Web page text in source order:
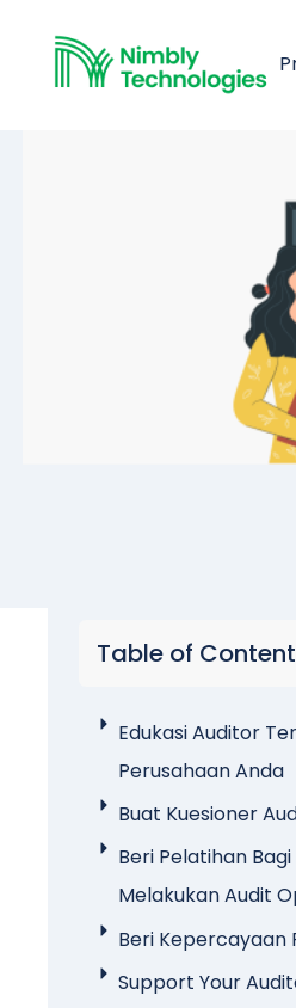
Table of
Edukasi Auditor
Perusahaan Anda
Buat Kuesioner
Beri Pelatihan
Melakukan Audit
Beri Kepercayaan
Support Your